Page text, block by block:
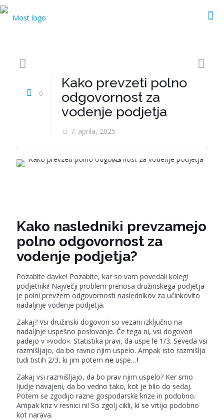
0
Kako prevzeti polno
odgovornost za
vodenje podjetja
7. aprila, 2025
Kako nasledniki prevzamejo
polno odgovornost za
vodenje podjetja?
Pozabite davke! Pozabite, kar so vam povedali kolegi
podjetniki! Največji problem prenosa družinskega podjetja
je polni prevzem odgovornosti naslednikov za učinkovito
nadaljnje vodenje podjetja.
Zakaj? Vsi družinski dogovori so vezani izključno na
nadaljnje uspešno poslovanje. Če tega ni, vsi dogovori
padejo v »vodo«. Statistika pravi, da uspe le 1/3. Seveda vsi
razmišljajo, da bo ravno njim uspelo. Ampak isto razmišlja
tudi tistih 2/3, ki jim potem ne uspe…!
Zakaj vsi razmišljajo, da bo prav njim uspelo? Ker smo
ljudje navajeni, da bo vedno tako, kot je bilo do sedaj.
Potem se zgodijo razne gospodarske krize in podobno.
Ampak kriz v resnici ni! So zgolj cikli, ki se vrtijo podobno
kot narava.